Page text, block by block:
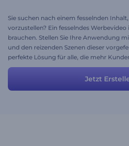
Sie suchen nach einem fesselnden
vorzustellen? Ein fesselndes Werbevideo
brauchen. Stellen Sie Ihre Anwendung
und den reizenden Szenen dieser
perfekte Lösung für alle, die mehr
Szenen sind anpassbar und Sie können
gewünschtes Ergebnis zu erreichen.
Jetzt